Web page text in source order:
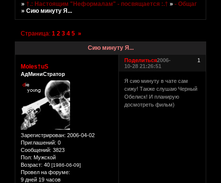
»†.: Настоящим "Неформалам" - посвящается :.† »- Общаг
»Сию минуту Я...
Сию минуту Я...
Страница:1 2 3 4 5 »
Поделиться 1
2006-
10-28 21:26:51
Moles†uS
АдМиниСтратор
Зарегистрирован: 2006-04-02
Приглашений: 0
Сообщений: 3823
Пол: Мужской
Возраст: 40 [1986-06-09]
Провел на форуме:
9 дней 19 часов
Я сию минуту в чате сам
сижу! Также слушаю Черный
Обелиск! И планирую
досмотреть фильм)